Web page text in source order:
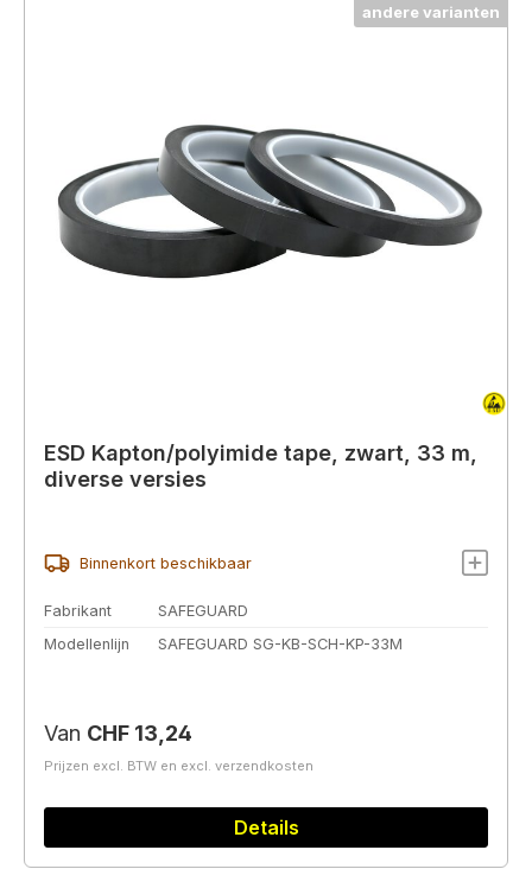
andere varianten
ESD Kapton/polyimide tape, zwart, 33 m,
diverse versies
Binnenkort beschikbaar
Fabrikant
SAFEGUARD
Modellenlijn
SAFEGUARD SG-KB-SCH-KP-33M
Normale prijs:
Van CHF 13,24
Prijzen excl. BTW en excl. verzendkosten
Details